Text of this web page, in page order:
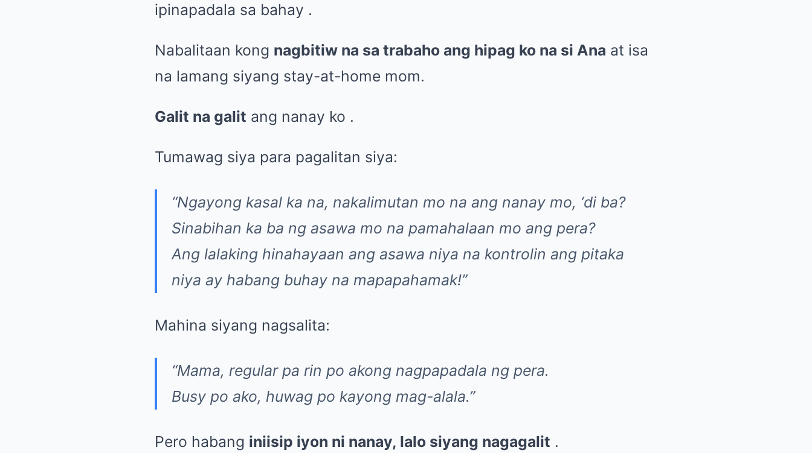
ipinapadala sa bahay .
Nabalitaan kong nagbitiw na sa trabaho ang hipag ko na si Ana at isa
na lamang siyang stay-at-home mom.
Galit na galit ang nanay ko .
Tumawag siya para pagalitan siya:
“Ngayong kasal ka na, nakalimutan mo na ang nanay mo, ‘di ba?
Sinabihan ka ba ng asawa mo na pamahalaan mo ang pera?
Ang lalaking hinahayaan ang asawa niya na kontrolin ang pitaka
niya ay habang buhay na mapapahamak!”
Mahina siyang nagsalita:
“Mama, regular pa rin po akong nagpapadala ng pera.
Busy po ako, huwag po kayong mag-alala.”
Pero habang iniisip iyon ni nanay, lalo siyang nagagalit .